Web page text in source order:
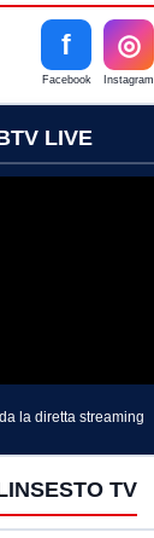
f
Facebook
◎
Instagram
LIVE
la diretta streaming
TV